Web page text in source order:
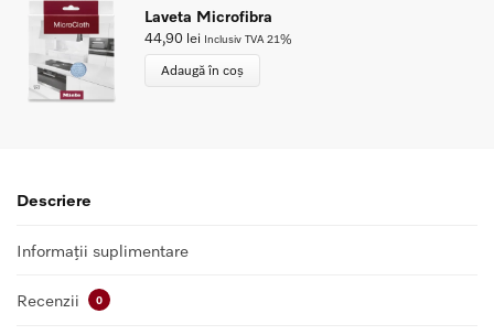
Laveta Microfibra
44,90 lei Inclusiv TVA 21%
Adaugă în coș
Descriere
Informații suplimentare
Recenzii 0